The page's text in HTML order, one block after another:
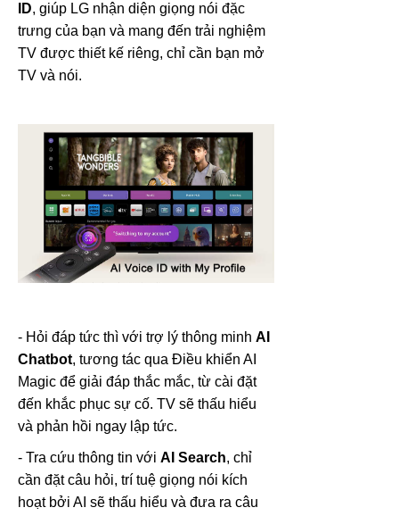
ID, giúp LG nhận diện giọng nói đặc
trưng của bạn và mang đến trải nghiệm
TV được thiết kế riêng, chỉ cần bạn mở
TV và nói.
- Hỏi đáp tức thì với trợ lý thông minh AI
Chatbot, tương tác qua Điều khiển AI
Magic để giải đáp thắc mắc, từ cài đặt
đến khắc phục sự cố. TV sẽ thấu hiểu
và phản hồi ngay lập tức.
- Tra cứu thông tin với AI Search, chỉ
cần đặt câu hỏi, trí tuệ giọng nói kích
hoạt bởi AI sẽ thấu hiểu và đưa ra câu